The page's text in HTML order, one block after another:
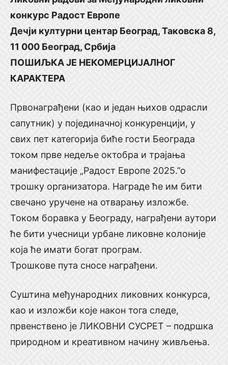
конкурс Радост Европе
Дечји културни центар Београд, Таковска 8,
11 000 Београд, Србија
ПОШИЉКА ЈЕ НЕКОМЕРЦИЈАЛНОГ
КАРАКТЕРА
Првонаграђени (као и један њихов одрасли
сапутник) у појединачној конкуренцији, у
свих пет категорија биће гости Београда
током прве недеље октобра и трајања
манифестације „Радост Европе 2025.”о
трошку организатора. Награде ће им бити
свечано уручене на отварању изложбе.
Током боравка у Београду, награђени аутори
ће бити учесници урбане ликовне колоније
која ће имати богат програм.
Трошкове пута сносе награђени.
Суштина међународних ликовних конкурса,
као и изложби које након тога следе,
првенствено је ЛИКОВНИ СУСРЕТ – подршка
природном и креативном начину живљења.